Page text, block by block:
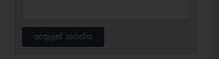
ඇතුලත් කරන්න